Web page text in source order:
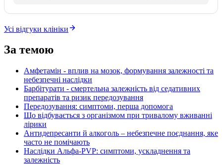
Усі відгуки клініки
За темою
Амфетамін - вплив на мозок, формування залежності та
небезпечні наслідки
Барбітурати - смертельна залежність від седативних
препаратів та ризик передозування
Передозування: симптоми, перша допомога
Що відбувається з організмом при тривалому вживанні
лірики
Антидепресанти й алкоголь – небезпечне поєднання, яке
часто не помічають
Наслідки Альфа-PVP: симптоми, ускладнення та
залежність